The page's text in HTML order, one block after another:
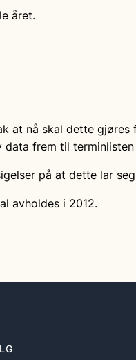
året.
nå skal dette
frem til
på at dette lar
avholdes i 2012.